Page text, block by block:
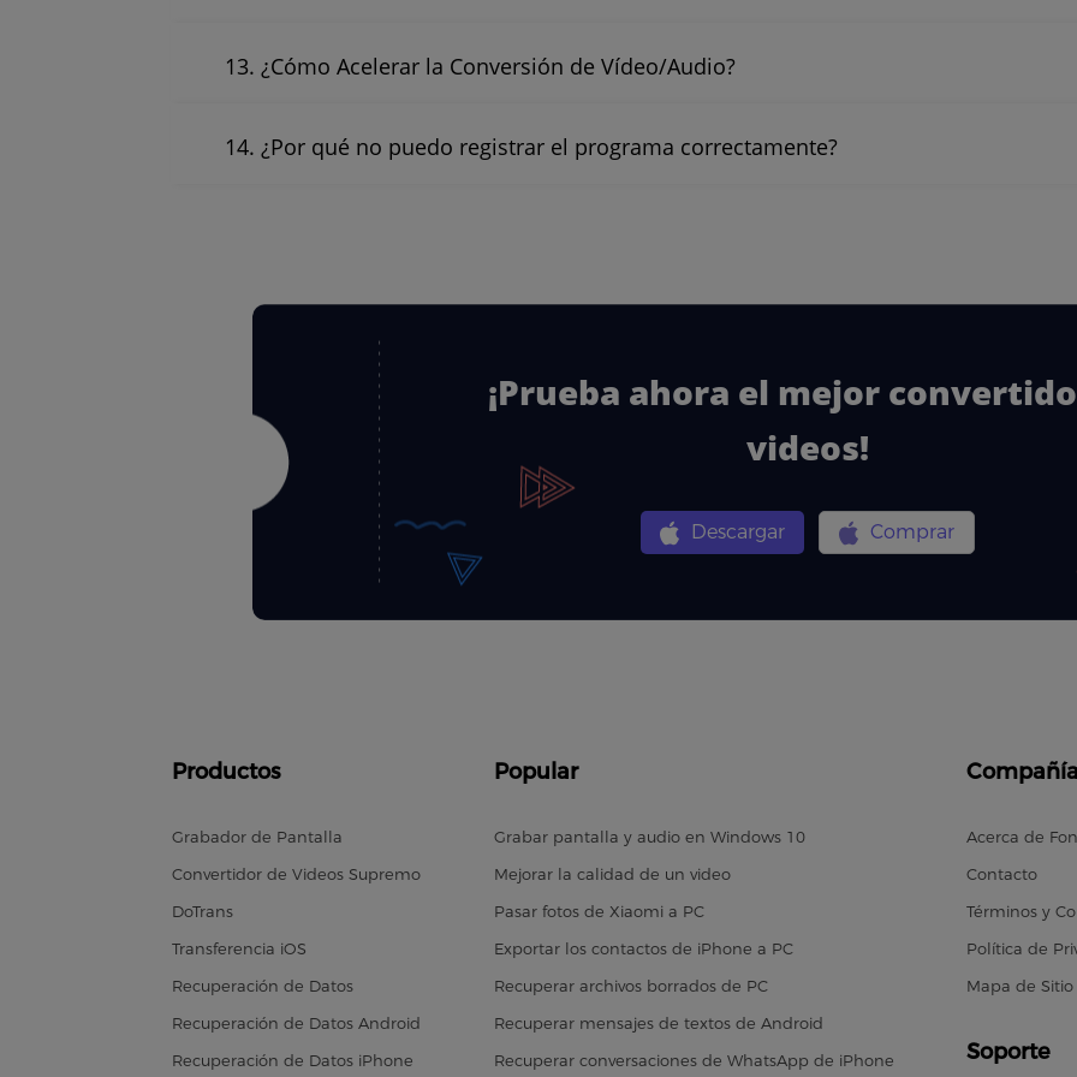
13. ¿Cómo Acelerar la Conversión de Vídeo/Audio?
14. ¿Por qué no puedo registrar el programa correctamente?
¡Prueba ahora el mejor
videos!
Descargar Comprar
Productos
Grabador de Pantalla
Convertidor de Videos Supremo
DoTrans
Transferencia iOS
Recuperación de Datos
Recuperación de Datos Android
Recuperación de Datos iPhone
Popular
Grabar pantalla y audio en Windows 10
Mejorar la calidad de un video
Pasar fotos de Xiaomi a PC
Exportar los contactos de iPhone a PC
Recuperar archivos borrados de PC
Recuperar mensajes de textos de Android
Recuperar conversaciones de WhatsApp de iPhone
Acerca de
Contacto
Términos y
Política de
Mapa de Sitio
Soporte